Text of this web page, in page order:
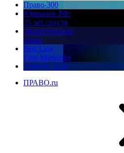
Право-300
Юррынок РФ:
35 лет спустя
Экологическое
право
Best Law
Firm Marketing
ПМЮФ 2026
ПРАВО.ru